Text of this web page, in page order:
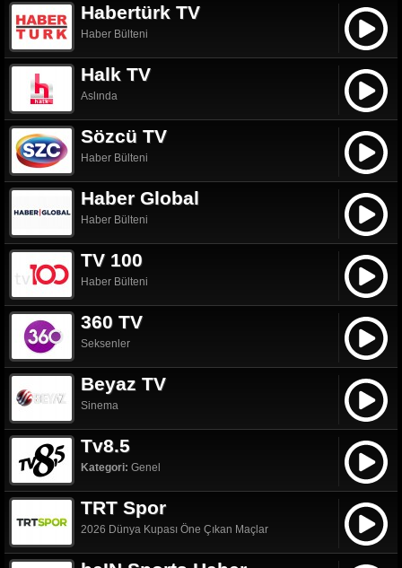
Habertürk TV
Haber Bülteni
Halk TV
Aslında
Sözcü TV
Haber Bülteni
Haber Global
Haber Bülteni
TV 100
Haber Bülteni
360 TV
Seksenler
Beyaz TV
Sinema
Tv8.5
Kategori: Genel
TRT Spor
2026 Dünya Kupası Öne Çıkan Maçlar